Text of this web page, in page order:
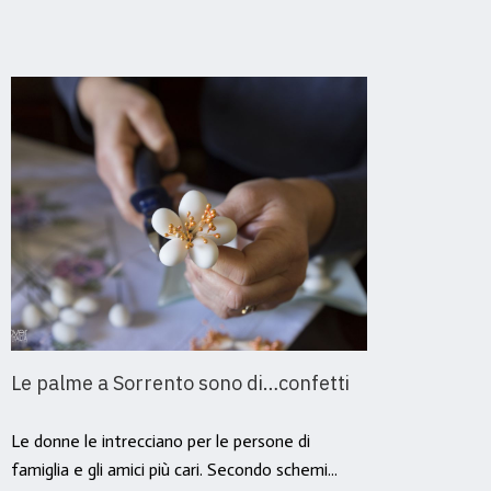
Le palme a Sorrento sono di…confetti
Le donne le intrecciano per le persone di
famiglia e gli amici più cari. Secondo schemi...